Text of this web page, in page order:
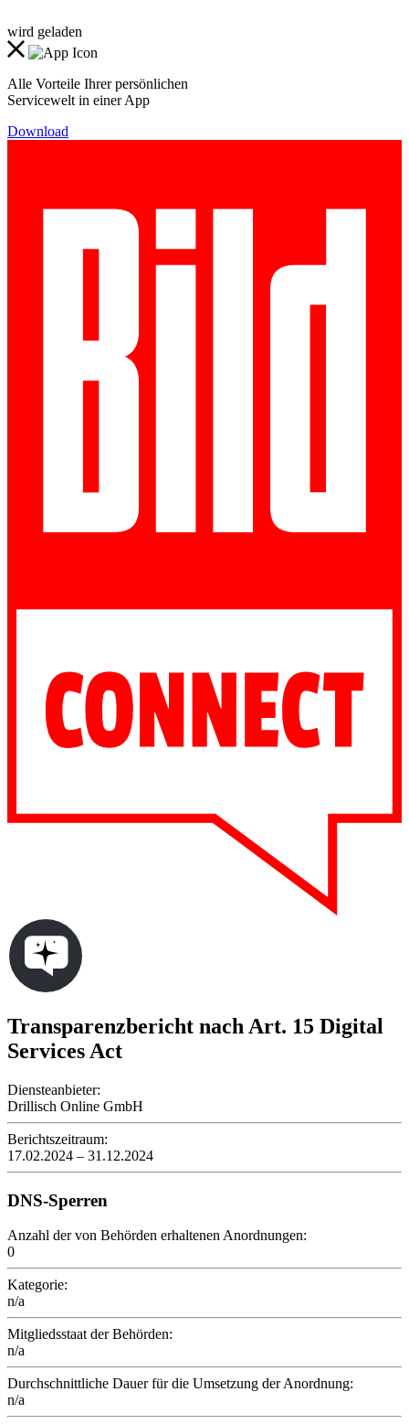
wird geladen
Alle Vorteile Ihrer persönlichen
Servicewelt in einer App
Download
Transparenzbericht nach Art. 15 Digital
Services Act
Diensteanbieter:
Drillisch Online GmbH
Berichtszeitraum:
17.02.2024 – 31.12.2024
DNS-Sperren
Anzahl der von Behörden erhaltenen Anordnungen:
0
Kategorie:
n/a
Mitgliedsstaat der Behörden:
n/a
Durchschnittliche Dauer für die Umsetzung der Anordnung:
n/a